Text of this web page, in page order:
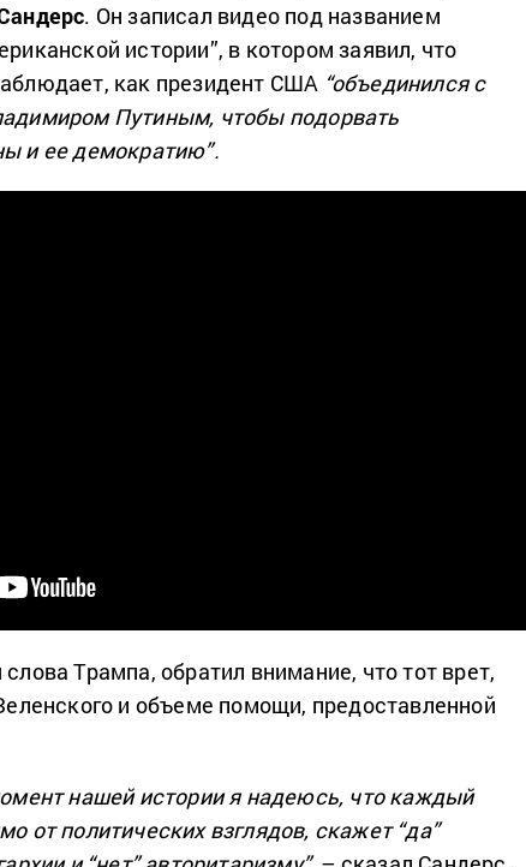
. Он записал видео под названием
истории”, в котором заявил, что
как президент США “объединился с
Путиным, чтобы подорвать
и ее демократию”.
Трампа, обратил внимание, что тот врет,
и объеме помощи, предоставленной
нашей истории я надеюсь, что каждый
от политических взглядов, скажет “да”